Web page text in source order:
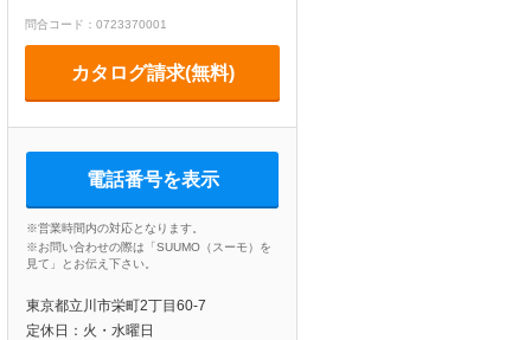
問合コード：0723370001
カタログ請求(無料)
電話番号を表示
※営業時間内の対応となります。
※お問い合わせの際は「SUUMO（スーモ）を
見て」とお伝え下さい。
東京都立川市栄町2丁目60-7
定休日：火・水曜日